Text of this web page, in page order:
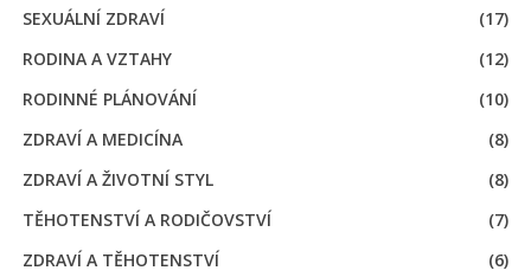
SEXUÁLNÍ ZDRAVÍ
(17)
RODINA A VZTAHY
(12)
RODINNÉ PLÁNOVÁNÍ
(10)
ZDRAVÍ A MEDICÍNA
(8)
ZDRAVÍ A ŽIVOTNÍ STYL
(8)
TĚHOTENSTVÍ A RODIČOVSTVÍ
(7)
ZDRAVÍ A TĚHOTENSTVÍ
(6)